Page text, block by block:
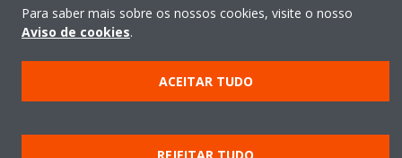
Aviso de cookies
Política de Proteção de Dados
Para saber mais sobre os nossos cookies, visite o nosso
Aviso de cookies.
ACEITAR TUDO